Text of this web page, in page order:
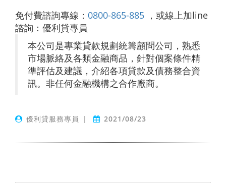
免付費諮詢專線： 0800-865-885 ，或線上加line
諮詢：優利貸專員
本公司是專業貸款規劃統籌顧問公司，熟悉
市場脈絡及各類金融商品，針對個案條件精
準評估及建議，介紹各項貸款及債務整合資
訊。非任何金融機構之合作廠商。
優利貸服務專員 | 2021/08/23